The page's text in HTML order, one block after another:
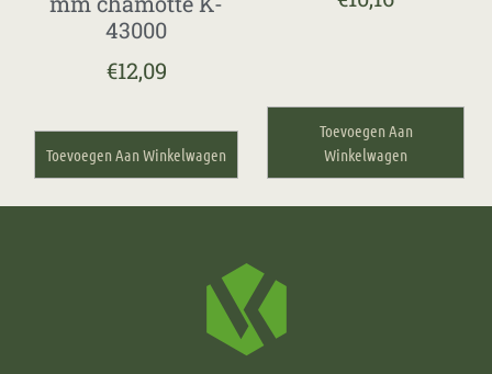
43000
€12,09
Toevoegen Aan Winkelwagen
Toevoegen Aan
Winkelwagen